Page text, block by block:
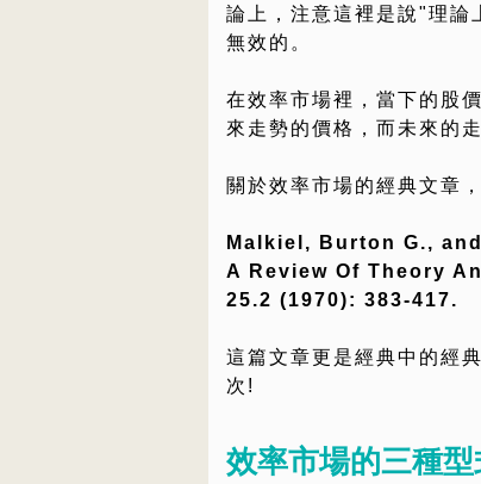
論上，注意這裡是說"理論
無效的。
在效率市場裡，當下的股
來走勢的價格，而未來的
關於效率市場的經典文章
Malkiel, Burton G.,
A Review Of Theory
25.2 (1970): 383-417.
這篇文章更是經典中的經
次!
效率市場的三種型